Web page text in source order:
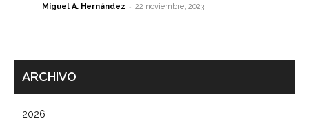
Miguel A. Hernández - 22 noviembre, 2023
ARCHIVO
2026